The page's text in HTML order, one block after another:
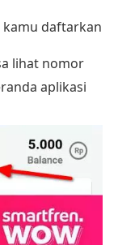
kamu daftarkan
lihat nomor
aplikasi